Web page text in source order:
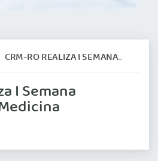
CRM-RO REALIZA I SEMANA CIENTÍFICA DE MEDICINA
I Semana